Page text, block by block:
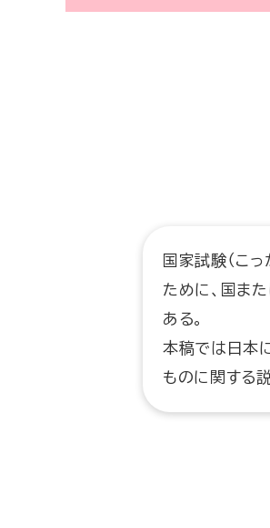
国家試験（こ
ために、国ま
ある。
本稿では日本
ものに関する